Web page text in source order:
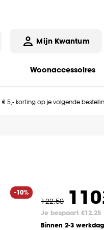
Mijn Kwantum
Woonaccessoires
€ 5,- korting op je volgende
-10%
122.50
Je bespaart €12.25
Binnen 2-3